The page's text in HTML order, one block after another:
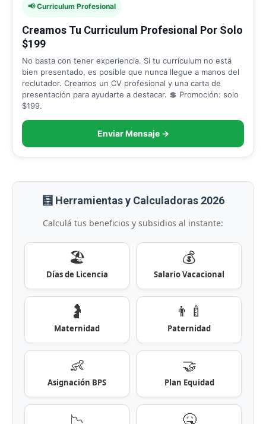
📢 Curriculum Profesional
Creamos Tu Curriculum Profesional Por Solo
$199
No basta con tener experiencia. Si tu currículum no está
bien presentado, es posible que nunca llegue a manos del
reclutador. Creamos un CV profesional y una carta de
presentación para ayudarte a destacar. 💲 Promoción: solo
$199.
Enviar Mensaje →
🧮 Herramientas y Calculadoras 2026
Calculá tus beneficios y subsidios al instante:
🏖️
Días de Licencia
💰
Salario Vacacional
🤰
Maternidad
👨‍🍼
Paternidad
👶
Asignación BPS
🤝
Plan Equidad
📉 🤒